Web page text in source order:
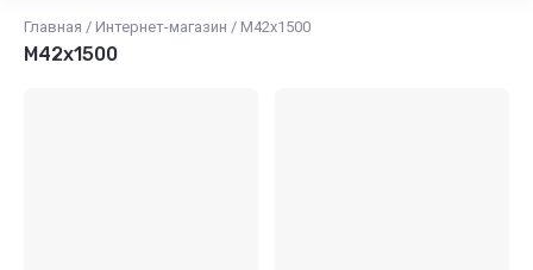
Главная / Интернет-магазин / М42х1500
М42х1500